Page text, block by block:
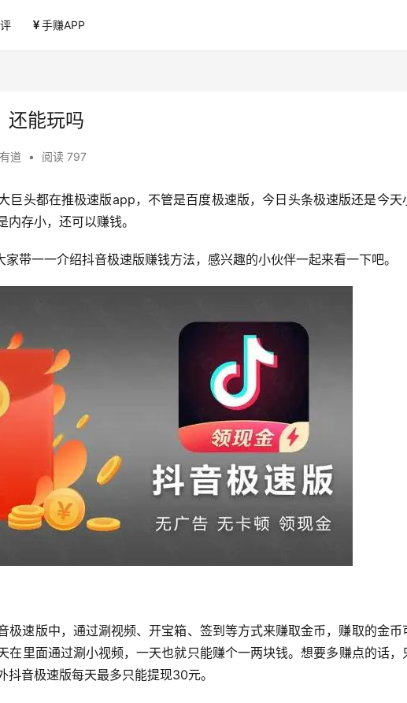
手赚APP
还能玩吗
道 • 阅读 797
巨头都在推极速版app，不管是百度极速版，今日头条极速版还是今天
内存小，还可以赚钱。
带一一介绍抖音极速版赚钱方法，感兴趣的小伙伴一起来看一下吧。
极速版中，通过涮视频、开宝箱、签到等方式来赚取金币，赚取的金币
在里面通过涮小视频，一天也就只能赚个一两块钱。想要多赚点的话，
音极速版每天最多只能提现30元。